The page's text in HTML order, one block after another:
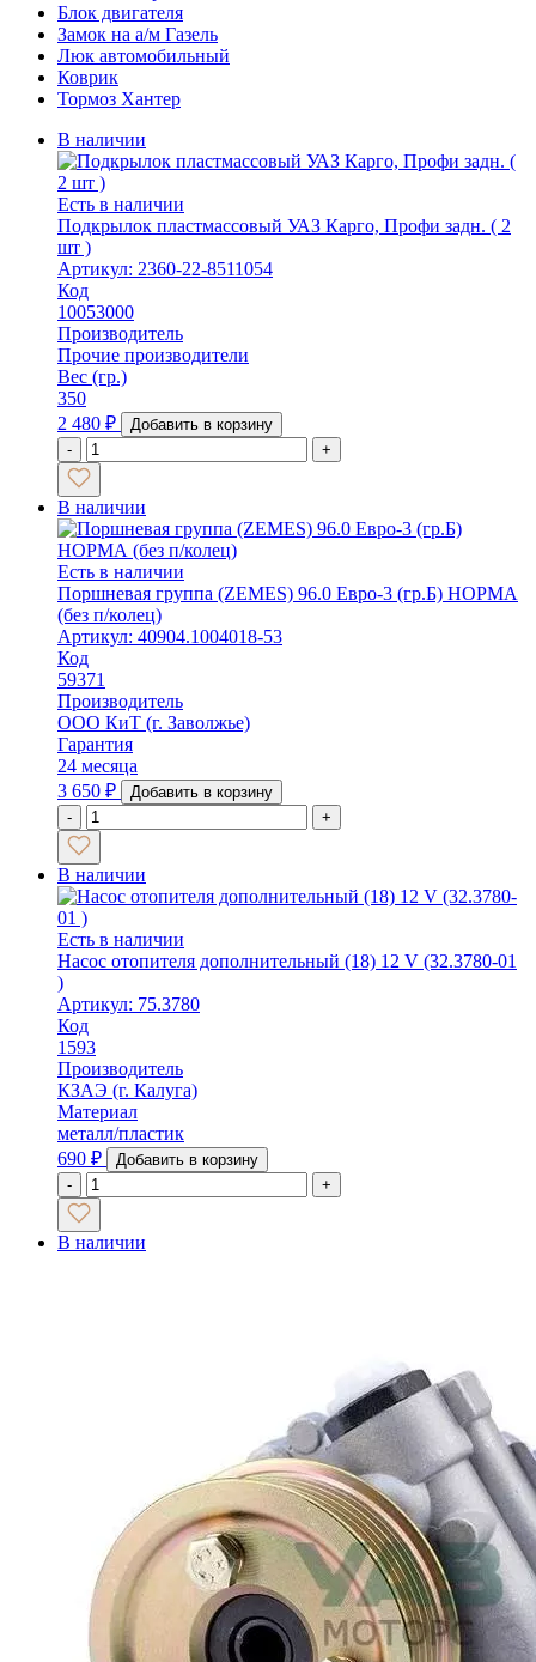
Блок двигателя
Замок на а/м Газель
Люк автомобильный
Коврик
Тормоз Хантер
В наличии
Есть в наличии
Подкрылок пластмассовый УАЗ Карго, Профи задн. ( 2
шт )
Артикул: 2360-22-8511054
Код
10053000
Производитель
Прочие производители
Вес (гр.)
350
2 480 ₽
Добавить в корзину
-
+
В наличии
Есть в наличии
Поршневая группа (ZEMES) 96.0 Евро-3 (гр.Б) НОРМА
(без п/колец)
Артикул: 40904.1004018-53
Код
59371
Производитель
ООО КиТ (г. Заволжье)
Гарантия
24 месяца
3 650 ₽
Добавить в корзину
-
+
В наличии
Есть в наличии
Насос отопителя дополнительный (18) 12 V (32.3780-01
)
Артикул: 75.3780
Код
1593
Производитель
КЗАЭ (г. Калуга)
Материал
металл/пластик
690 ₽
Добавить в корзину
-
+
В наличии